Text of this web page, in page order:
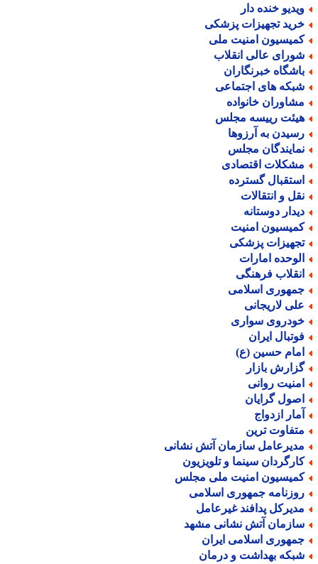
خنده دار
تجهیزات پزشکی
امنیت ملی
عالی انقلاب
خبرنگاران
های اجتماعی
خانواده
رییسه مجلس
به آرزوها
مجلس
اقتصادی
گسترده
و انتقالات
دوستانه
امنیت
پزشکی
امارات
فرهنگی
اسلامی
لاریجانی
سواری
ایران
حسین (ع)
بازار
روانی
گرایان
ازدواج
ترین
سازمان آتش نشانی
سینما و تلویزیون
امنیت ملی مجلس
جمهوری اسلامی
پدافند غیرعامل
آتش نشانی مشهد
اسلامی ایران
بهداشت و درمان